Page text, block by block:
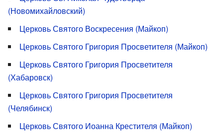
(Новомихайловский)
Церковь Святого Воскресения (Майкоп)
Церковь Святого Григория Просветителя (Майкоп)
Церковь Святого Григория Просветителя
(Хабаровск)
Церковь Святого Григория Просветителя
(Челябинск)
Церковь Святого Иоанна Крестителя (Майкоп)